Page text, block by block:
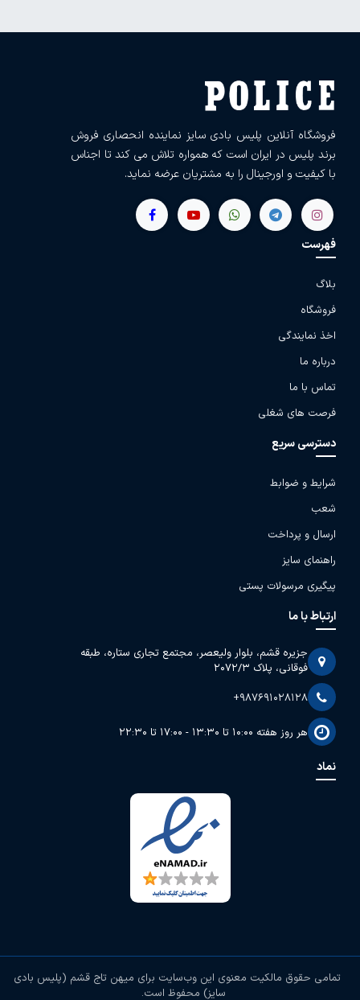
فروشگاه آنلاین پلیس بادی سایز نماینده انحصاری فروش
برند پلیس در ایران است که همواره تلاش می کند تا اجناس
با کیفیت و اورجینال را به مشتریان عرضه نماید.
فهرست
بلاگ
فروشگاه
اخذ نمایندگی
درباره ما
تماس با ما
فرصت های شغلی
دسترسی سریع
شرایط و ضوابط
شعب
ارسال و پرداخت
راهنمای سایز
پیگیری مرسولات پستی
ارتباط با ما
جزیره قشم، بلوار ولیعصر، مجتمع تجاری ستاره، طبقه
فوقانی، پلاک 2072/3
+987691028128
هر روز هفته 10:00 تا 13:30 - 17:00 تا 22:30
نماد
تمامی حقوق مالکیت معنوی این وب‌سایت برای میهن تاج قشم (پلیس بادی
سایز) محفوظ است.